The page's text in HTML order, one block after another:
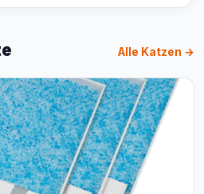
Alle Katzen →